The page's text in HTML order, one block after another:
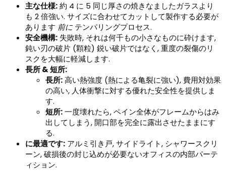
主な仕様:約 4 に 5 同じ厚さの焼きなましたガラスより
も 2 倍強い. サイズに合わせてカットして製作する必要が
あります 前に テンパリングプロセス.
安全機構: 失敗時, それは何千もの小さなものに砕けます,
鈍い刃の破片 (顆粒) 鋭い破片ではなく, 重度の裂傷のリ
スクを大幅に軽減します.
長所 & 短所:
長所:高い熱強度 (熱による亀裂に強い), 費用対効果
の高い, 人体衝撃に対する優れた安全性を提供しま
す.
短所:一度壊れたら, ペイン全体がフレームからはみ
出してしまう, 開口部を完全に露出させたままにす
る.
に最適です: アルミ引き戸, サイドライト, シャワースクリ
ーン, 破損後の封じ込めが必要ないオフィスの内部パーテ
ィション.